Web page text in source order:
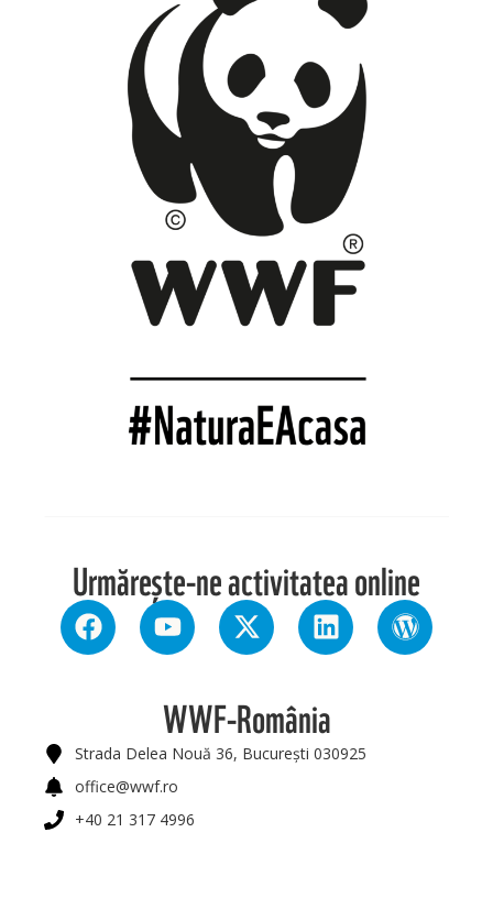
Urmărește-ne activitatea online
WWF-România
Strada Delea Nouă 36, București 030925
office@wwf.ro
+40 21 317 4996